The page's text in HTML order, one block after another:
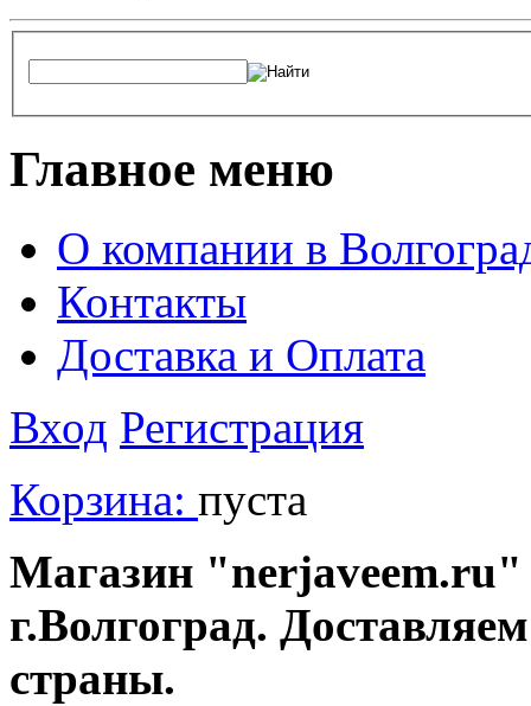
Главное меню
О компании в
Контакты
Доставка и Оплата
Вход Регистрация
Корзина: пуста
Магазин "nerjaveem.ru"
г.Волгоград.
страны.